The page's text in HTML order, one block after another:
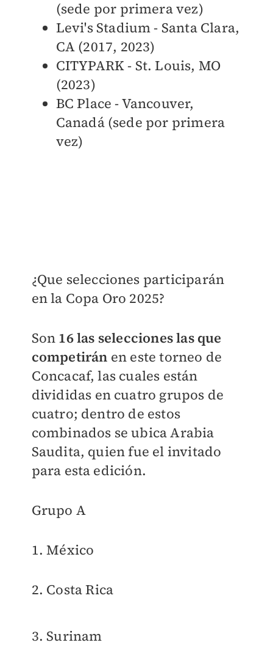
(sede por primera vez)
Levi's Stadium - Santa Clara,
CA (2017, 2023)
CITYPARK - St. Louis, MO
(2023)
BC Place - Vancouver,
Canadá (sede por primera
vez)
¿Que selecciones participarán
en la Copa Oro 2025?
Son 16 las selecciones las que
competirán en este torneo de
Concacaf, las cuales están
divididas en cuatro grupos de
cuatro; dentro de estos
combinados se ubica Arabia
Saudita, quien fue el invitado
para esta edición.
Grupo A
1. México
2. Costa Rica
3. Surinam